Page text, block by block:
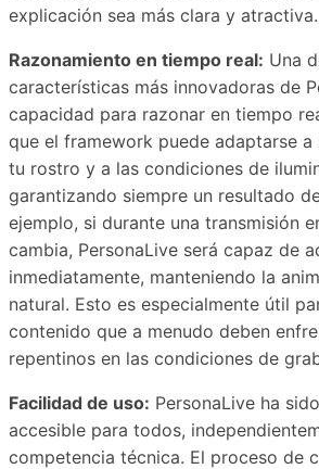
explicación sea más clara y atractiva.
Razonamiento en tiempo real: Una
características más innovadoras de
capacidad para razonar en tiempo
que el framework puede adaptarse a
tu rostro y a las condiciones de
garantizando siempre un resultado
ejemplo, si durante una transmisión
cambia, PersonaLive será capaz de
inmediatamente, manteniendo la
natural. Esto es especialmente útil
contenido que a menudo deben
repentinos en las condiciones de
Facilidad de uso: PersonaLive ha
accesible para todos,
competencia técnica. El proceso de